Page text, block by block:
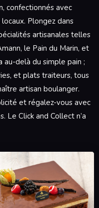
confectionnés avec
Plongez dans
artisanales telles
le Pain du Marin, et
delà du simple pain ;
et plats traiteurs, tous
artisan boulanger.
et régalez-vous avec
Le Click and Collect n’a